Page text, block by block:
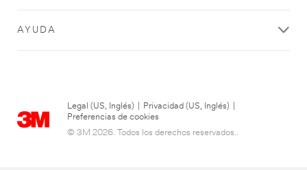
AYUDA
Legal (US, Inglés) Privacidad (US, Inglés)
Preferencias de cookies
© 3M 2026. Todos los derechos reservados..